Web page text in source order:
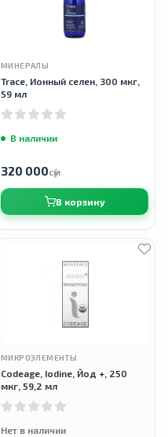
МИНЕРАЛЫ
Trace, Ионный селен, 300 мкг,
59 мл
В наличии
320 000сӯм
В корзину
МИКРОЭЛЕМЕНТЫ
Codeage, Iodine, Йод +, 250
мкг, 59,2 мл
Нет в наличии